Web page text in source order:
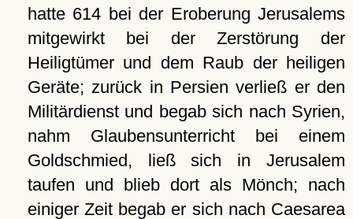
hatte 614 bei der Eroberung Jerusalems
mitgewirkt bei der Zerstörung der
Heiligtümer und dem Raub der heiligen
Geräte; zurück in Persien verließ er den
Militärdienst und begab sich nach Syrien,
nahm Glaubensunterricht bei einem
Goldschmied, ließ sich in Jerusalem
taufen und blieb dort als Mönch; nach
einiger Zeit begab er sich nach Caesarea